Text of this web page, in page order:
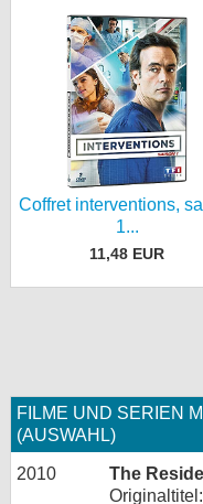
Coffret interventions,
1...
11,48 EUR
FILME UND SERIEN
(AUSWAHL)
2010 The